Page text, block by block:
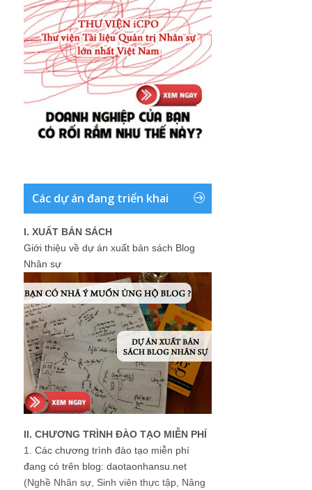
Các dự án đang triển khai
I. XUẤT BẢN SÁCH
Giới thiệu về dự án xuất bản sách Blog
Nhân sự
II. CHƯƠNG TRÌNH ĐÀO TẠO MIỄN PHÍ
1. Các chương trình đào tạo miễn phí
đang có trên blog: daotaonhansu.net
(Nghề Nhân sự, Sinh viên thực tập, Nâng